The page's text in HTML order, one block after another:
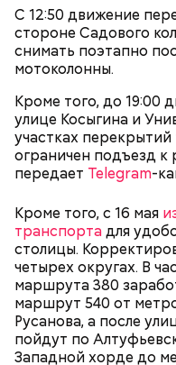
С 12:50 движение
стороне Садового
снимать поэтапно
мотоколонны.
Кроме того, до 19:00
улице Косыгина и
участках
ограничен подъезд к
передает Telegram-
Кроме того, с 16 мая
транспортадля
столицы.
четырех округах. В
маршрута 380
маршрут 540 от
Русанова, а после
пойдут по
Западной хорде до
В Московском
электромеханики и
обучают по
транспорта». Здесь
будущих
Модернизировали
композитных
колледже имени Н. Н.
изготавливают
углеволокна,
дефектоскопах и
гибочном станках с
учебный комплекс с
реальности, который
устройство
Все участники
пространства
перемещаться из